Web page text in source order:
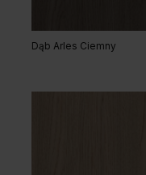
Dąb Arles Ciemny